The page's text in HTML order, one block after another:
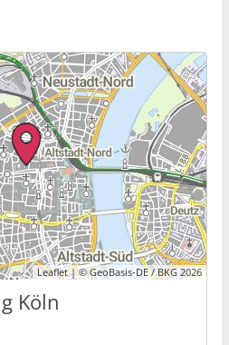
Leaflet | © GeoBasis-DE / BKG 2026
Köln